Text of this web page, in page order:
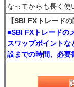
なってからも長く使
【SBI FXトレードの
■SBI FXトレードの
スワップポイント
設までの時間、必要